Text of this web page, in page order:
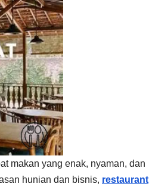
makan yang enak, nyaman, dan
hunian dan bisnis, restaurant